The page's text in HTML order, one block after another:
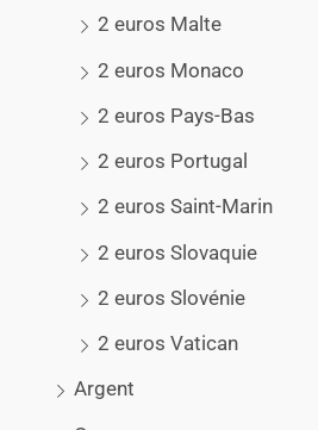
2 euros Malte
2 euros Monaco
2 euros Pays-Bas
2 euros Portugal
2 euros Saint-Marin
2 euros Slovaquie
2 euros Slovénie
2 euros Vatican
Argent